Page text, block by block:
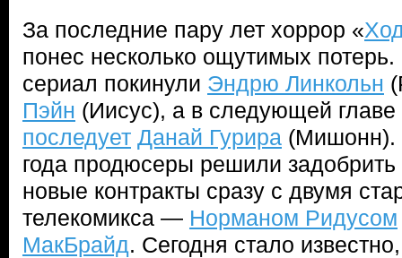
За последние пару лет хоррор «
понес несколько ощутимых
сериал покинули Эндрю Линкольн
Пэйн (Иисус), а в следующей
последует Данай Гурира (Мишонн).
года продюсеры решили задобрить
новые контракты сразу с двумя
телекомикса — Норманом Ридусом
МакБрайд. Сегодня стало